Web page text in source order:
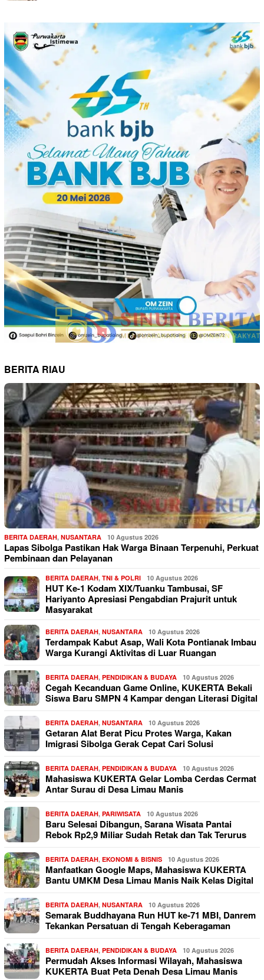
BERITA RIAU
BERITA DAERAH, NUSANTARA 10 Agustus 2026
Lapas Sibolga Pastikan Hak Warga Binaan Terpenuhi, Perkuat
Pembinaan dan Pelayanan
BERITA DAERAH, TNI & POLRI 10 Agustus 2026
HUT Ke-1 Kodam XIX/Tuanku Tambusai, SF
Hariyanto Apresiasi Pengabdian Prajurit untuk
Masyarakat
BERITA DAERAH, NUSANTARA 10 Agustus 2026
Terdampak Kabut Asap, Wali Kota Pontianak Imbau
Warga Kurangi Aktivitas di Luar Ruangan
BERITA DAERAH, PENDIDIKAN & BUDAYA 10 Agustus 2026
Cegah Kecanduan Game Online, KUKERTA Bekali
Siswa Baru SMPN 4 Kampar dengan Literasi Digital
BERITA DAERAH, NUSANTARA 10 Agustus 2026
Getaran Alat Berat Picu Protes Warga, Kakan
Imigrasi Sibolga Gerak Cepat Cari Solusi
BERITA DAERAH, PENDIDIKAN & BUDAYA 10 Agustus 2026
Mahasiswa KUKERTA Gelar Lomba Cerdas Cermat
Antar Surau di Desa Limau Manis
BERITA DAERAH, PARIWISATA 10 Agustus 2026
Baru Selesai Dibangun, Sarana Wisata Pantai
Rebok Rp2,9 Miliar Sudah Retak dan Tak Terurus
BERITA DAERAH, EKONOMI & BISNIS 10 Agustus 2026
Manfaatkan Google Maps, Mahasiswa KUKERTA
Bantu UMKM Desa Limau Manis Naik Kelas Digital
BERITA DAERAH, NUSANTARA 10 Agustus 2026
Semarak Buddhayana Run HUT ke-71 MBI, Danrem
Tekankan Persatuan di Tengah Keberagaman
BERITA DAERAH, PENDIDIKAN & BUDAYA 10 Agustus 2026
Permudah Akses Informasi Wilayah, Mahasiswa
KUKERTA Buat Peta Denah Desa Limau Manis